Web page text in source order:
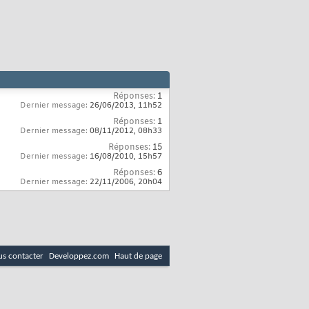
Réponses: 1
Dernier message: 26/06/2013, 11h52
Réponses: 1
Dernier message: 08/11/2012, 08h33
Réponses: 15
Dernier message: 16/08/2010, 15h57
Réponses:6
Dernier message: 22/11/2006, 20h04
contacter Developpez.com Haut de page